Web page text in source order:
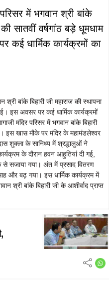
परिसर में भगवान श्री बांके
सातवीं वर्षगांठ बड़े धूमधाम
धार्मिक कार्यक्रमों का
श्री बांके बिहारी जी महाराज की स्थापना
इस अवसर पर कई धार्मिक कार्यक्रमों
मंदिर परिसर में भगवान बांके बिहारी
इस खास मौके पर मंदिर के महामंडलेश्वर
शुक्ला के सानिध्य में श्रद्धालुओं ने
के दौरान हवन आहुतियां दी गई,
से सजाया गया। अंत में प्रसाद वितरण
और बढ़ गया। इस धार्मिक कार्यक्रम में
श्री बांके बिहारी जी के आशीर्वाद प्राप्त